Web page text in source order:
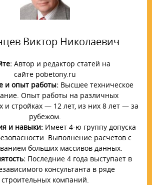
Виктор Николаевич
Автор и редактор статей на
сайте pobetony.ru
и опыт работы: Высшее техническое
Опыт работы на различных
и стройках — 12 лет, из них 8 лет — за
рубежом.
и навыки:Имеет 4-ю группу допуска
Выполнение расчетов с
больших массивов данных.
Последние 4 года выступает в
консультанта в ряде
строительных компаний.